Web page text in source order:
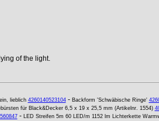
of the light.
lieblich 4260140523104- Backform 'Schwäbische Ringe'
für Black&Decker 6,5 x 19 x 25,5 mm (Artikelnr. 1554)
- LED Streifen 5m 60 LED/m 1152 lm Lichterkette